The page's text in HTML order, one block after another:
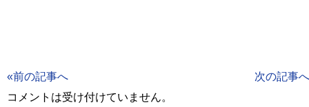
«前の記事へ
次の記事
コメントは受け付けていません。